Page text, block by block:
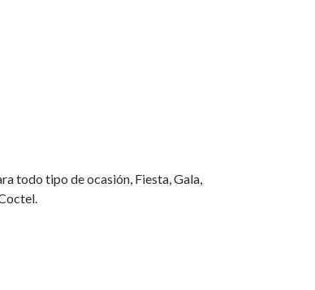
todo tipo de ocasión, Fiesta, Gala,